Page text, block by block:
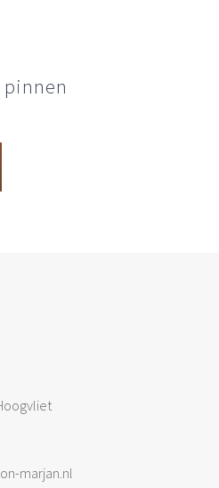
pinnen
marjan.nl